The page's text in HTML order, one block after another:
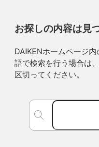
お探しの内容は見
DAIKENホームページ
語で検索を行う場合は
区切ってください。